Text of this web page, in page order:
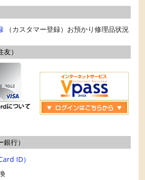
（カスタマー登録）お預かり修理品状況
）
行）
ID）